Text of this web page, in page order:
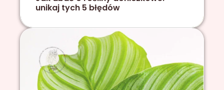
unikaj tych 5 błędów